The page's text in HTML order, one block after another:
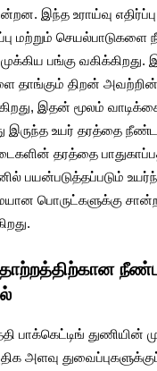
இந்த உராய்வு
மற்றும் செயல்பாடுகளை
முக்கிய பங்கு
தாங்கும் திறன்
இதன் மூலம்
இருந்த உயர் தரத்தை
தரத்தை
பயன்படுத்தப்படும்
பொருட்களுக்கு
பாக்கெட்டிங் துணியின்
அளவு